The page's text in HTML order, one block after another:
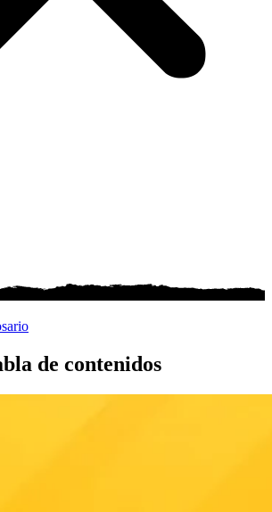
de contenidos